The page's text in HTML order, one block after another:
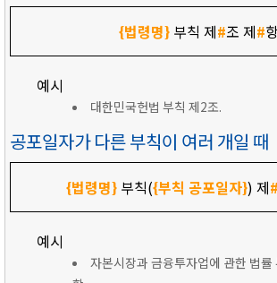
{법령명}부칙 제#조 제#
예시
대한민국헌법 부칙 제2조.
공포일자가 다른 부칙이 여러 개일 때
{법령명}부칙({부칙 공포일자}) 제#
예시
자본시장과 금융투자업에 관한 법